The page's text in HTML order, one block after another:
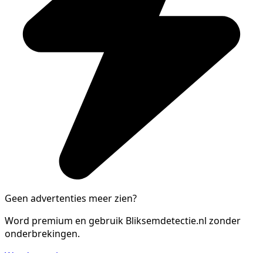
Geen advertenties meer zien?
Word premium en gebruik Bliksemdetectie.nl zonder
onderbrekingen.